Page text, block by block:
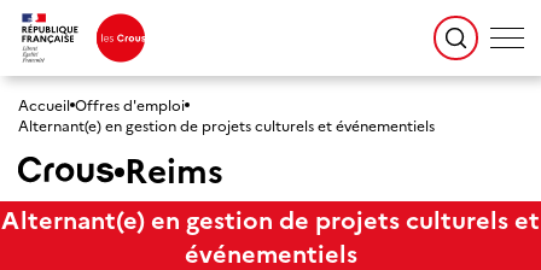
Accueil Offres d'emploi
Alternant(e) en gestion de projets culturels et événementiels
Reims
Alternant(e) en gestion de projets culturels et
événementiels